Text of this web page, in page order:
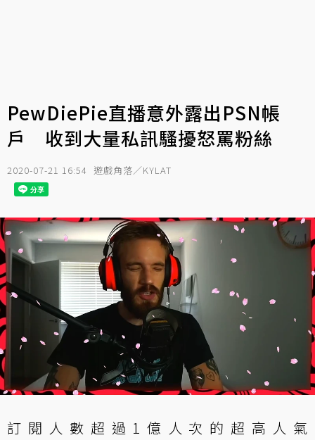
PewDiePie直播意外露出PSN帳
戶 收到大量私訊騷擾怒罵粉絲
2020-07-21 16:54 遊戲角落／KYLAT
訂閱人數超過1億人次的超高人氣